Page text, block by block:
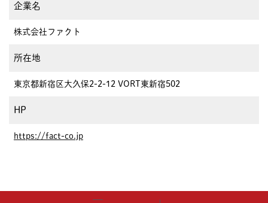
企業名
株式会社ファクト
所在地
東京都新宿区大久保2-2-12 VORT東新宿502
HP
https://fact-co.jp